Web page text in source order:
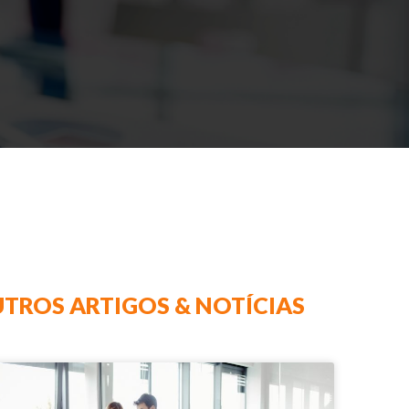
ARTIGOS & NOTÍCIAS